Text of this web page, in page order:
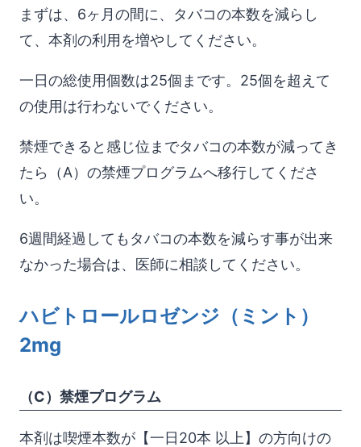
まずは、6ヶ月の間に、タバコの本数を減らし
て、本剤の利用を増やしてください。
一日の総使用個数は25個まです。25個を超えて
の使用は行わないでください。
禁煙できると感じ位までタバコの本数が減ってき
たら（A）の禁煙プログラムへ移行してくださ
い。
6週間経過してもタバコの本数を減らす事が出来
なかった場合は、医師に相談してください。
ハビトロールロゼンジ（ミント）
2mg
（C）禁煙プログラム
本剤は喫煙本数が【一日20本 以上】の方向けの